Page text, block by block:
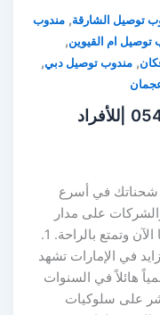
توصيل الشارقة,مندوب
توصيل ام القيوين,
,مندوب توصيل دبي,
مندوب توصيل سريع 0544042121 |للأفراد
في أسرع
على مدار
الساعة وبأسعار تنافسية. اطلب خدمتنا الآن وتمتع بالراحة. 1.
في الإمارات تشهد
هائلاً في السنوات
على سلوكيات